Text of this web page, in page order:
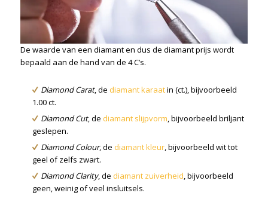
De waarde van een diamant en dus de diamant prijs wordt
bepaald aan de hand van de 4 C’s.
Diamond Carat, de diamant karaatin (ct.), bijvoorbeeld
1.00 ct.
Diamond Cut, de diamant slijpvorm, bijvoorbeeld briljant
geslepen.
Diamond Colour, de diamant kleur, bijvoorbeeld wit tot
geel of zelfs zwart.
Diamond Clarity, de diamant zuiverheid, bijvoorbeeld
geen, weinig of veel insluitsels.